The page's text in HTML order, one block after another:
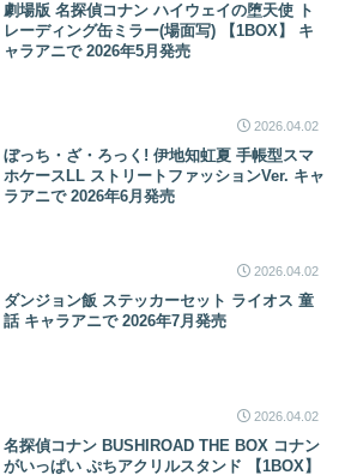
劇場版 名探偵コナン ハイウェイの堕天使 ト
レーディング缶ミラー(場面写) 【1BOX】 キ
ャラアニで 2026年5月発売
2026.04.02
ぼっち・ざ・ろっく! 伊地知虹夏 手帳型スマ
ホケースLL ストリートファッションVer. キャ
ラアニで 2026年6月発売
2026.04.02
ダンジョン飯 ステッカーセット ライオス 童
話 キャラアニで 2026年7月発売
2026.04.02
名探偵コナン BUSHIROAD THE BOX コナン
がいっぱい ぷちアクリルスタンド 【1BOX】